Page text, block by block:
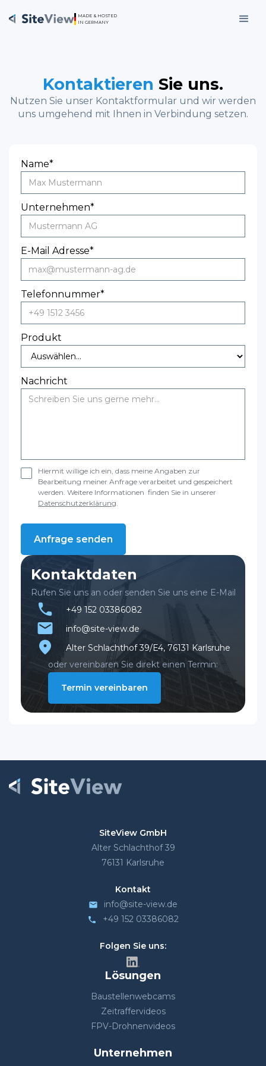
MADE & HOSTED
IN GERMANY
Kontaktieren Sie uns.
Nutzen Sie unser Kontaktformular und wir werden
uns umgehend mit Ihnen in Verbindung setzen.
Kontaktdaten
Rufen Sie uns an oder senden Sie uns eine E-Mail
phone +49 152 03386082
email info@site-view.de
location_on
Alter Schlachthof 39/E4, 76131 Karlsruhe
oder vereinbaren Sie direkt einen Termin:
Termin vereinbaren
Name*
Unternehmen*
E-Mail Adresse*
Telefonnummer*
Produkt
Nachricht
Hiermit willige ich ein, dass meine Angaben zur
Bearbeitung meiner Anfrage verarbeitet und gespeichert
werden. Weitere Informationen finden Sie in unserer
Datenschutzerklärung.
SiteView GmbH
Alter Schlachthof 39
76131 Karlsruhe
Kontakt
mail info@site-view.de
phone +49 152 03386082
Folgen Sie uns:
Lösungen
Baustellenwebcams
Zeitraffervideos
FPV-Drohnenvideos
Unternehmen